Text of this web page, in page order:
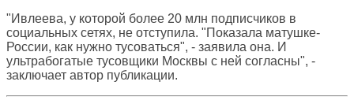
"Ивлеева, у которой более 20 млн подписчиков в
социальных сетях, не отступила. "Показала матушке-
России, как нужно тусоваться", - заявила она. И
ультрабогатые тусовщики Москвы с ней согласны", -
заключает автор публикации.